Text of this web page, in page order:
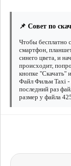
📌 Совет по
Чтобы бесплатно
смартфон,
синего цвета, и
происходит,
кнопке "Скачать"
Файл Фильм Taxi -
последний раз
размер у файла